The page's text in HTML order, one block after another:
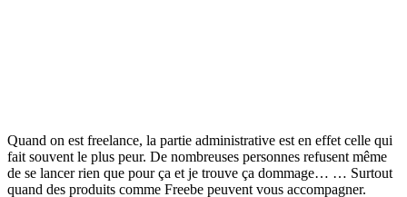
Quand on estfreelance, la partie administrative est en effet celle qui
fait souvent le plus peur. De nombreuses personnes refusent même
de se lancer rien que pour ça et je trouve ça dommage… … Surtout
quand des produits comme Freebe peuvent vous accompagner.